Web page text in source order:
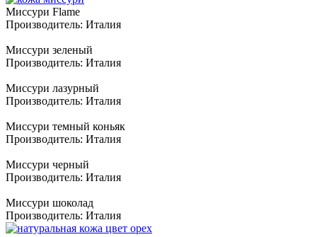
Миссури Flame
Производитель: Италия
Миссури зеленый
Производитель: Италия
Миссури лазурный
Производитель: Италия
Миссури темный коньяк
Производитель: Италия
Миссури черный
Производитель: Италия
Миссури шоколад
Производитель: Италия